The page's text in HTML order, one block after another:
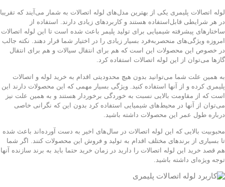
لوله اتصالات پلیمری یکی از بهترین مدل‌های لوله اتصالات به شمار می‌آیند که تقریبا
در هر شرایطی قابل‌استفاده هستند و کاربردهای زیادی دارند. استفاده از
ساختارهای پیشرفته شیمیایی برای تولید پلیمر باعث شده است تا این لوله اتصالات
امروزه ویژگی‌های منحصربه‌فرد بسیار زیادی را در اختیار شما قرار دهند. نکته جالب
در خصوص این محصولات این است که هم برای انتقال سیالات و هم برای انتقال
گازها می‌توان از این لوله اتصالات استفاده کرد.
به همین علت شما می‌توانید بدون هیچ محدودیتی اقدام به خرید لوله و اتصالات
پلیمری کرده و از آنها استفاده کنید. ویژگی بسیار مهمی که این محصولات دارند این
است که از مقاومت بالایی نسبت به خوردگی برخوردار هستند و به همین علت نیز
می‌توان از آنها در محیط‌های شیمیایی استفاده کرد بدون این که نگرانی خاصی
درباره طول عمر این محصولات داشته باشید.
محبوبیت بالایی که این لوله اتصالات در سال‌های اخیر به دست آورده‌اند باعث شده
تا بسیاری از برندهای مختلف اقدام به تولید و فروش این محصولات کنند. اگر شما
هم قصد خرید این لوله اتصالات را دارید در زمان خرید حتما باید به برند سازنده آنها
توجه ویژه‌ای داشته باشید.